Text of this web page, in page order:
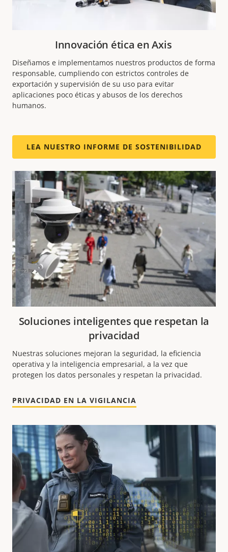
Innovación ética en Axis
Diseñamos e implementamos nuestros productos de forma
responsable, cumpliendo con estrictos controles de
exportación y supervisión de su uso para evitar
aplicaciones poco éticas y abusos de los derechos
humanos.
LEA NUESTRO INFORME DE SOSTENIBILIDAD
Soluciones inteligentes que respetan la
privacidad
Nuestras soluciones mejoran la seguridad, la eficiencia
operativa y la inteligencia empresarial, a la vez que
protegen los datos personales y respetan la privacidad.
PRIVACIDAD EN LA VIGILANCIA